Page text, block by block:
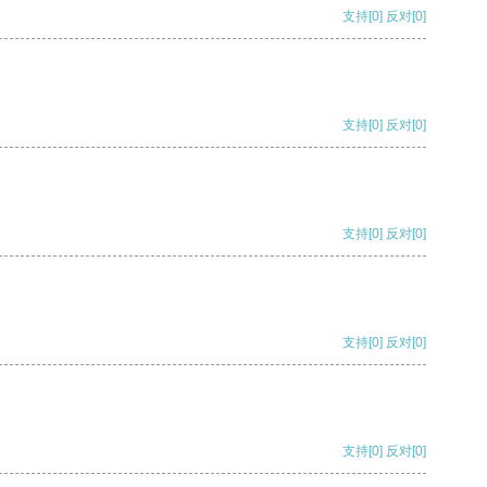
支持[0] 反对[0]
支持[0] 反对[0]
支持[0] 反对[0]
支持[0] 反对[0]
支持[0] 反对[0]